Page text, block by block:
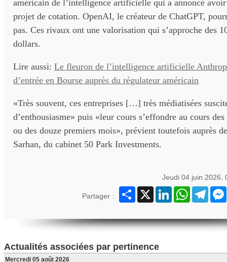
américain de l’intelligence artificielle qui a annoncé
projet de cotation. OpenAI, le créateur de ChatGPT,
pas. Ces rivaux ont une valorisation qui s’approche des
dollars.
Lire aussi: Le fleuron de l’intelligence artificielle
d’entrée en Bourse auprès du régulateur américain
«Très souvent, ces entreprises […] très médiatisées
d’enthousiasme» puis «leur cours s’effondre au cours
ou des douze premiers mois», prévient toutefois auprès
Sarhan, du cabinet 50 Park Investments.
Jeudi 04 juin 2026,
Partager :
Partager
X LinkedInWhatsApp
Actualités associées par pertinence
Mercredi 05 août 2026